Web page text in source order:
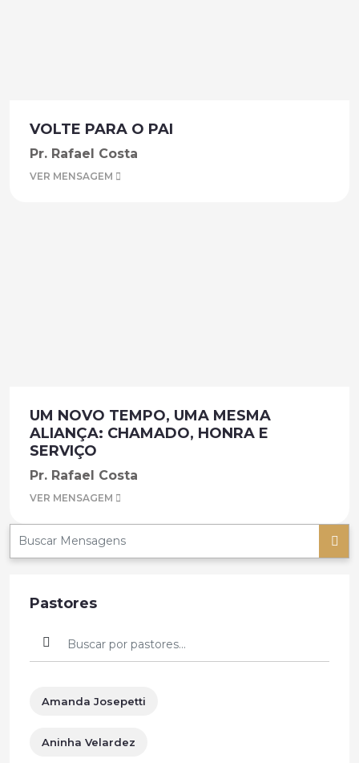
VOLTE PARA O PAI
Pr. Rafael Costa
VER MENSAGEM
UM NOVO TEMPO, UMA MESMA
ALIANÇA: CHAMADO, HONRA E
SERVIÇO
Pr. Rafael Costa
VER MENSAGEM
Pastores
Amanda Josepetti
Aninha Velardez